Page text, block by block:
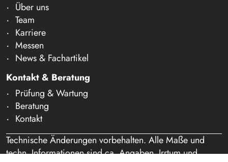
Über uns
Team
Karriere
Messen
News & Fachartikel
Kontakt & Beratung
Prüfung & Wartung
Beratung
Kontakt
Technische Änderungen vorbehalten. Alle Maße und
techn. Informationen sind ca. Angaben. Irrtum und